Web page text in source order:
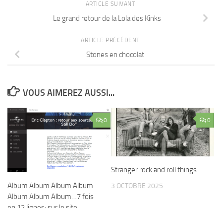
ARTICLE SUIVANT
Le grand retour de la Lola des Kinks
ARTICLE PRÉCÉDENT
Stones en chocolat
VOUS AIMEREZ AUSSI...
0
Album Album Album Album
Album Album Album…7 fois
0
Stranger rock and roll things
3 OCTOBRE 2025